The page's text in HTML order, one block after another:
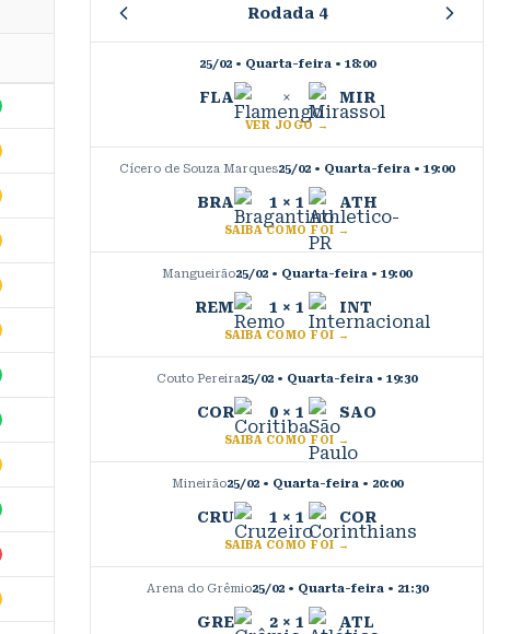
Rodada 4
25/02 • Quarta-feira• 18:00
FLA × MIR
VER JOGO →
Cícero de Souza Marques25/02 • Quarta-feira • 19:00
BRA 1 × 1 ATH
SAIBA COMO FOI →
Mangueirão25/02 • Quarta-feira • 19:00
REM 1 × 1 INT
SAIBA COMO FOI →
Couto Pereira25/02 • Quarta-feira • 19:30
COR 0 × 1 SAO
SAIBA COMO FOI →
Mineirão25/02 • Quarta-feira• 20:00
CRU 1 × 1 COR
SAIBA COMO FOI →
Arena do Grêmio25/02 • Quarta-feira• 21:30
GRE 2 × 1 ATL